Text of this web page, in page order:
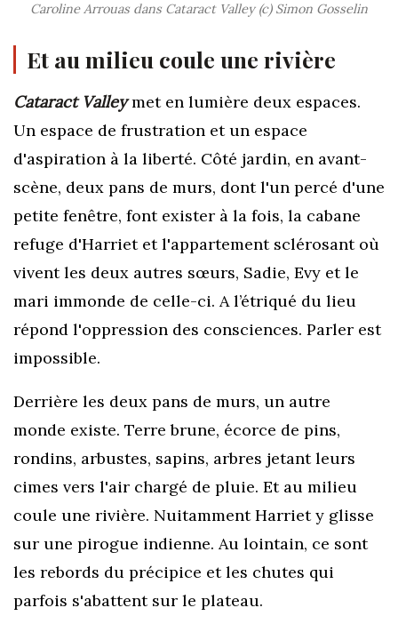
Caroline Arrouas dans Cataract Valley (c) Simon Gosselin
Et au milieu coule une rivière
Cataract Valley met en lumière deux espaces.
Un espace de frustration et un espace
d'aspiration à la liberté. Côté jardin, en avant-
scène, deux pans de murs, dont l'un percé d'une
petite fenêtre, font exister à la fois, la cabane
refuge d'Harriet et l'appartement sclérosant où
vivent les deux autres sœurs, Sadie, Evy et le
mari immonde de celle-ci. A l’étriqué du lieu
répond l'oppression des consciences. Parler est
impossible.
Derrière les deux pans de murs, un autre
monde existe. Terre brune, écorce de pins,
rondins, arbustes, sapins, arbres jetant leurs
cimes vers l'air chargé de pluie. Et au milieu
coule une rivière. Nuitamment Harriet y glisse
sur une pirogue indienne. Au lointain, ce sont
les rebords du précipice et les chutes qui
parfois s'abattent sur le plateau.